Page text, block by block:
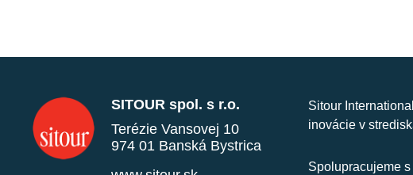
SITOUR spol. s r.o.
Terézie Vansovej 10
974 01 Banská Bystrica
Sitour
inovácie v
Spolupracujeme